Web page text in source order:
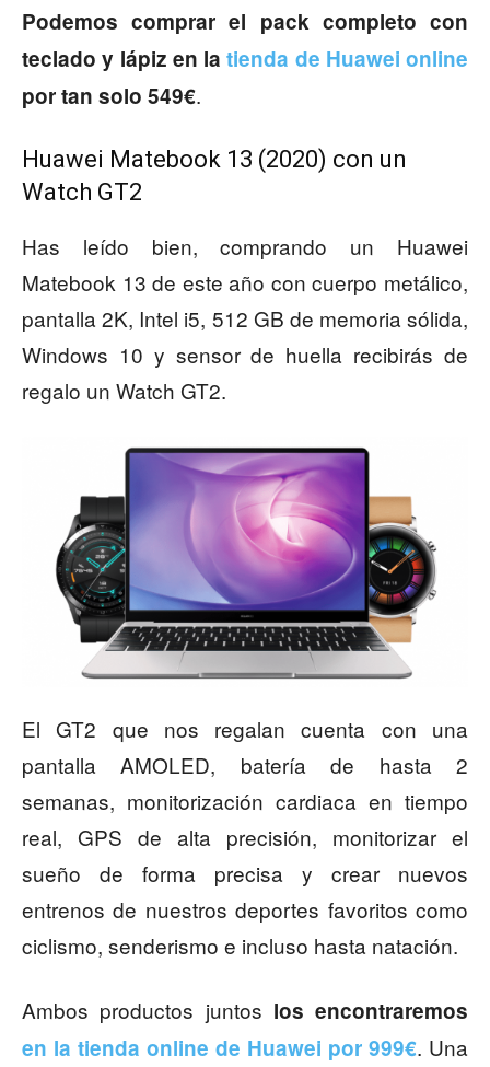
Podemos comprar el pack completo con
teclado y lápiz en latienda de Huawei online
por tan solo 549€.
Huawei Matebook 13 (2020) con un
Watch GT2
Has leído bien, comprando un Huawei
Matebook 13 de este año con cuerpo metálico,
pantalla 2K, Intel i5, 512 GB de memoria sólida,
Windows 10 y sensor de huella recibirás de
regalo un Watch GT2.
El GT2 que nos regalan cuenta con una
pantalla AMOLED, batería de hasta 2
semanas, monitorización cardiaca en tiempo
real, GPS de alta precisión, monitorizar el
sueño de forma precisa y crear nuevos
entrenos de nuestros deportes favoritos como
ciclismo, senderismo e incluso hasta natación.
Ambos productos juntos los encontraremos
en la tienda online de Huawei por 999€. Una